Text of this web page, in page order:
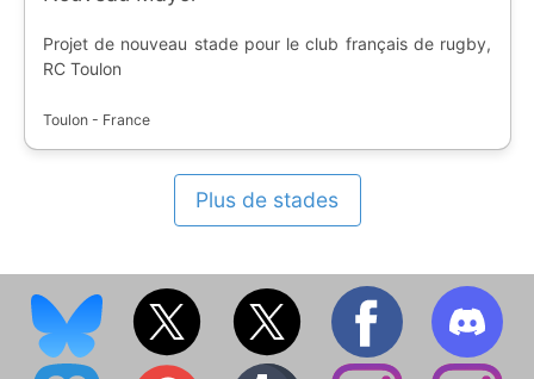
Projet de nouveau stade pour le club français de rugby,
RC Toulon
Toulon - France
Plus de stades